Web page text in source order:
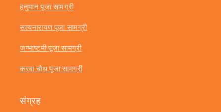
हनुमान पूजा सामग्री
सत्यनारायण पूजा सामग्री
जन्माष्टमी पूजा सामग्री
करवा चौथ पूजा सामग्री
संग्रह